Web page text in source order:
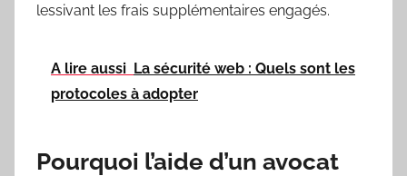
lessivant les frais supplémentaires engagés.
A lire aussi La sécurité web : Quels sont les
protocoles à adopter
Pourquoi l’aide d’un avocat